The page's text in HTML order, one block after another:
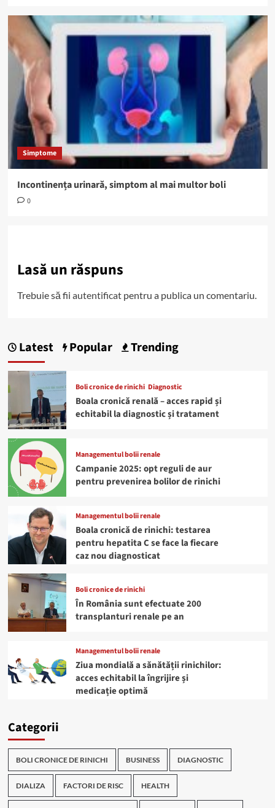
Simptome
Incontinența urinară, simptom al mai multor boli
0
Lasă un răspuns
Trebuie să fii autentificatpentru a publica un comentariu.
Latest Popular Trending
Boli cronice de rinichi Diagnostic
Boala cronică renală – acces rapid și
echitabil la diagnostic și tratament
Managementul bolii renale
Campanie 2025: opt reguli de aur
pentru prevenirea bolilor de rinichi
Managementul bolii renale
Boala cronică de rinichi: testarea
pentru hepatita C se face la fiecare
caz nou diagnosticat
Boli cronice de rinichi
În România sunt efectuate 200
transplanturi renale pe an
Managementul bolii renale
Ziua mondială a sănătății rinichilor:
acces echitabil la îngrijire și
medicație optimă
Categorii
BOLI CRONICE DE RINICHI BUSINESS DIAGNOSTIC
DIALIZA FACTORI DE RISC HEALTH